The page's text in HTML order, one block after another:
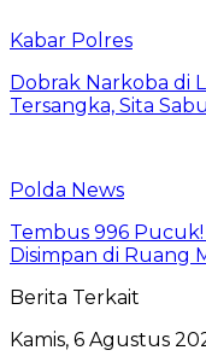
Kabar Polres
Dobrak Narkoba di
Tersangka, Sita
Polda News
Tembus 996
Disimpan di Ruang
Berita Terkait
Kamis, 6 Agustus